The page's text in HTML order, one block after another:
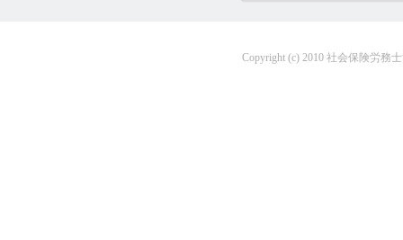
Copyright (c) 2010 社会保険労務